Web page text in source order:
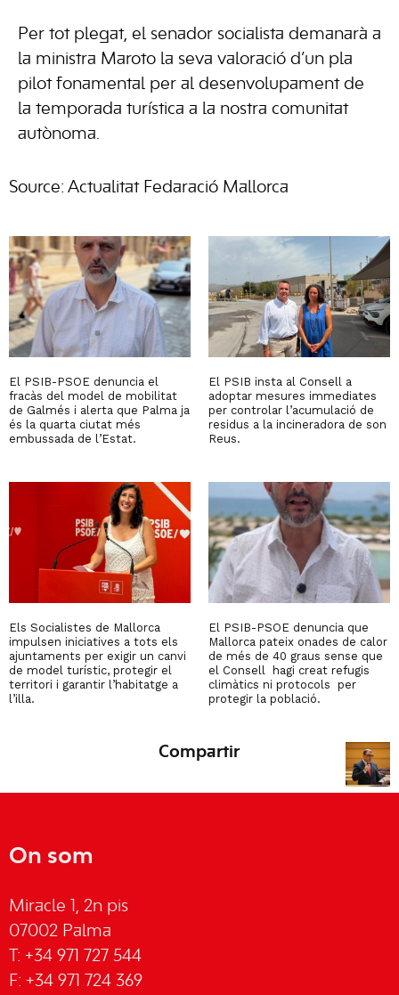
Per tot plegat, el senador socialista demanarà a
la ministra Maroto la seva valoració d’un pla
pilot fonamental per al desenvolupament de
la temporada turística a la nostra comunitat
autònoma.
Source: Actualitat Fedaració Mallorca
El PSIB-PSOE denuncia el
fracàs del model de mobilitat
de Galmés i alerta que Palma ja
és la quarta ciutat més
embussada de l’Estat.
El PSIB insta al Consell a
adoptar mesures immediates
per controlar l’acumulació de
residus a la incineradora de son
Reus.
Els Socialistes de Mallorca
impulsen iniciatives a tots els
ajuntaments per exigir un canvi
de model turístic, protegir el
territori i garantir l’habitatge a
l’illa.
El PSIB-PSOE denuncia que
Mallorca pateix onades de calor
de més de 40 graus sense que
el Consell hagi creat refugis
climàtics ni protocols per
protegir la població.
Compartir
On som
Miracle 1, 2n pis
07002 Palma
T: +34 971 727 544
F: +34 971 724 369